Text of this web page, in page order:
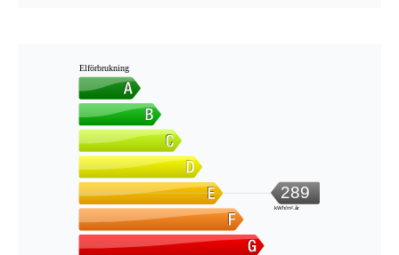
Elförbrukning
289
kWh/m².år